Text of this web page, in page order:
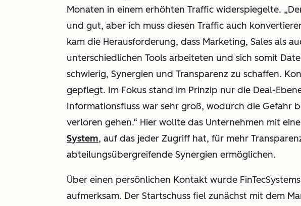
Monaten in einem erhöhten Traffic widerspiegelte.
und gut, aber ich muss diesen Traffic auch
kam die Herausforderung, dass Marketing, Sales als
unterschiedlichen Tools arbeiteten und sich somit
schwierig, Synergien und Transparenz zu schaffen.
gepflegt. Im Fokus stand im Prinzip nur die Deal-
Informationsfluss war sehr groß, wodurch die Gefahr
verloren gehen.“ Hier wollte das Unternehmen mit
System, auf das jeder Zugriff hat, für mehr
abteilungsübergreifende Synergien ermöglichen.
Über einen persönlichen Kontakt wurde
aufmerksam. Der Startschuss fiel zunächst mit dem